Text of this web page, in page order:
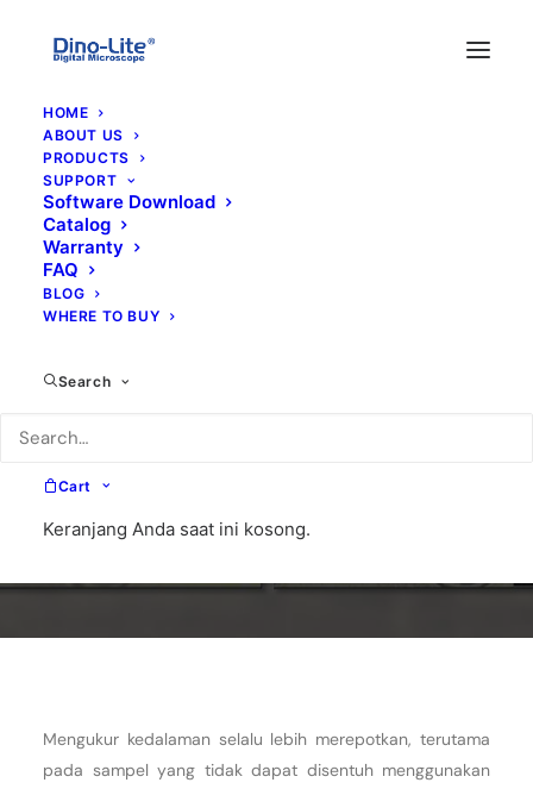
HOME
ABOUT US
PRODUCTS
SUPPORT
Software Download
Catalog
Warranty
FAQ
BLOG
WHERE TO BUY
Search
Cart
Keranjang Anda saat ini kosong.
Pengukuran 3D
mikroskop portabel
Mengukur kedalaman selalu lebih merepotkan, terutama
pada sampel yang tidak dapat disentuh menggunakan